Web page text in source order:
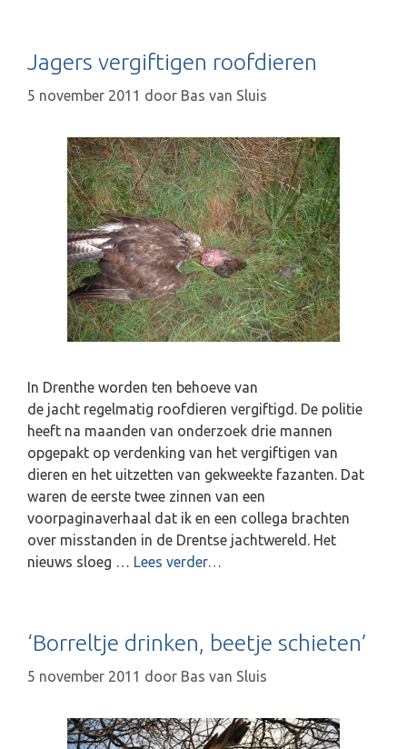
i
k
i
n
t
j
e
Jagers vergiftigen roofdieren
5 november 2011 door Bas van Sluis
In Drenthe worden ten behoeve van
de jacht regelmatig roofdieren vergiftigd. De politie
heeft na maanden van onderzoek drie mannen
opgepakt op verdenking van het vergiftigen van
dieren en het uitzetten van gekweekte fazanten. Dat
waren de eerste twee zinnen van een
voorpaginaverhaal dat ik en een collega brachten
over misstanden in de Drentse jachtwereld. Het
nieuws sloeg … Lees verder…
‘Borreltje drinken, beetje schieten’
5 november 2011 door Bas van Sluis